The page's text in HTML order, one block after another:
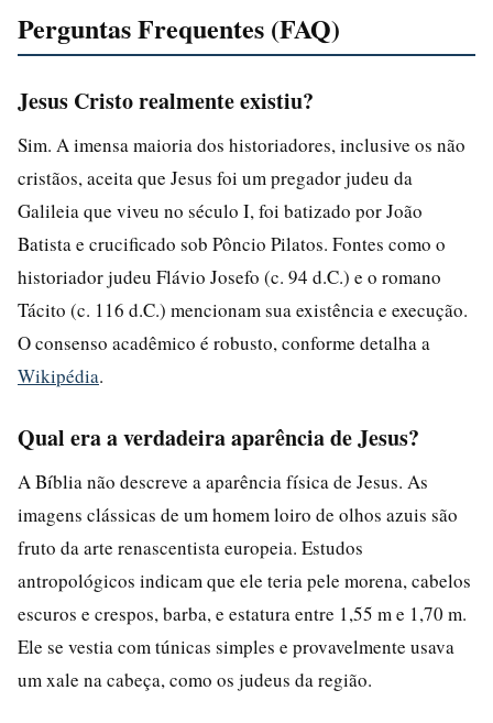
Perguntas Frequentes (FAQ)
Jesus Cristo realmente existiu?
Sim. A imensa maioria dos historiadores, inclusive os não
cristãos, aceita que Jesus foi um pregador judeu da
Galileia que viveu no século I, foi batizado por João
Batista e crucificado sob Pôncio Pilatos. Fontes como o
historiador judeu Flávio Josefo (c. 94 d.C.) e o romano
Tácito (c. 116 d.C.) mencionam sua existência e execução.
O consenso acadêmico é robusto, conforme detalha a
Wikipédia.
Qual era a verdadeira aparência de Jesus?
A Bíblia não descreve a aparência física de Jesus. As
imagens clássicas de um homem loiro de olhos azuis são
fruto da arte renascentista europeia. Estudos
antropológicos indicam que ele teria pele morena, cabelos
escuros e crespos, barba, e estatura entre 1,55 m e 1,70 m.
Ele se vestia com túnicas simples e provavelmente usava
um xale na cabeça, como os judeus da região.